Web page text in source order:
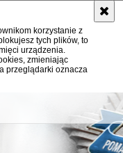
korzystanie z
tych plików, to
urządzenia.
zmieniając
przeglądarki oznacza